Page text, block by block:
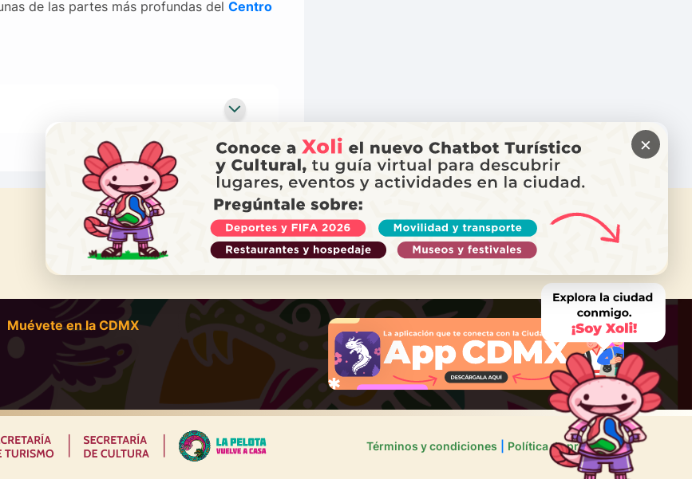
de las partes más profundas del Centro
¿NECESITAS AYUDA?
Llama a Locatel
Muévete en la CDMX
Términos y condiciones Política de privacidad
×